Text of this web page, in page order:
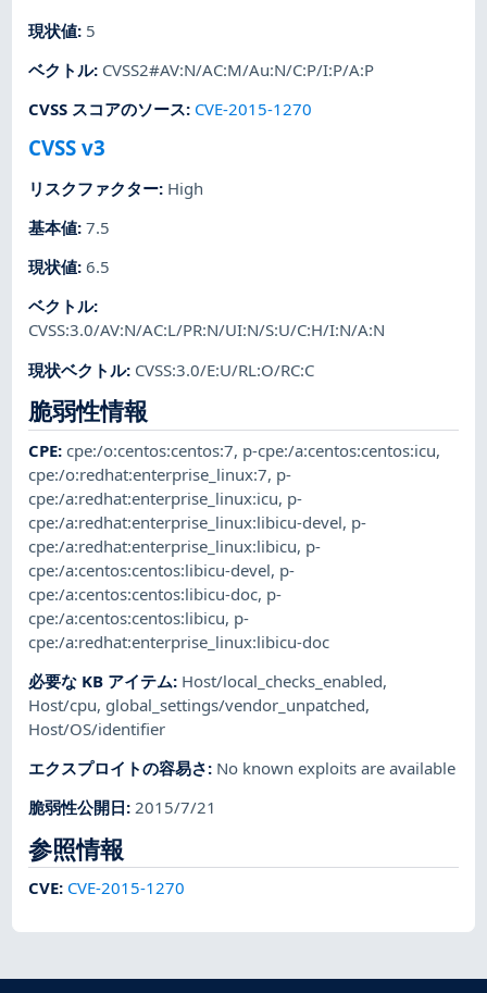
現状値: 5
ベクトル: CVSS2#AV:N/AC:M/Au:N/C:P/I:P/A:P
CVSS スコアのソース: CVE-2015-1270
CVSS v3
リスクファクター: High
基本値:7.5
現状値:6.5
ベクトル:
CVSS:3.0/AV:N/AC:L/PR:N/UI:N/S:U/C:H/I:N/A:N
現状ベクトル: CVSS:3.0/E:U/RL:O/RC:C
脆弱性情報
CPE:cpe:/o:centos:centos:7, p-cpe:/a:centos:centos:icu,
cpe:/o:redhat:enterprise_linux:7, p-
cpe:/a:redhat:enterprise_linux:icu, p-
cpe:/a:redhat:enterprise_linux:libicu-devel, p-
cpe:/a:redhat:enterprise_linux:libicu, p-
cpe:/a:centos:centos:libicu-devel, p-
cpe:/a:centos:centos:libicu-doc, p-
cpe:/a:centos:centos:libicu, p-
cpe:/a:redhat:enterprise_linux:libicu-doc
必要な KB アイテム: Host/local_checks_enabled,
Host/cpu, global_settings/vendor_unpatched,
Host/OS/identifier
エクスプロイトの容易さ: No known exploits are available
脆弱性公開日:2015/7/21
参照情報
CVE: CVE-2015-1270